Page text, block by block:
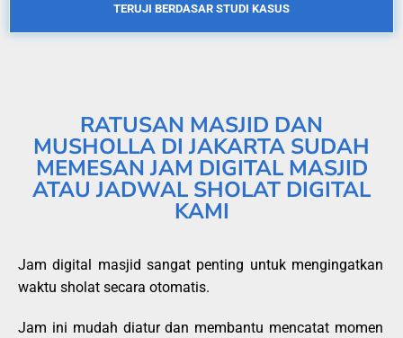
TERUJI BERDASAR STUDI KASUS
RATUSAN MASJID DAN
MUSHOLLA DI JAKARTA SUDAH
MEMESAN JAM DIGITAL MASJID
ATAU JADWAL SHOLAT DIGITAL
KAMI
Jam digital masjid sangat penting untuk mengingatkan
waktu sholat secara otomatis.
Jam ini mudah diatur dan membantu mencatat momen